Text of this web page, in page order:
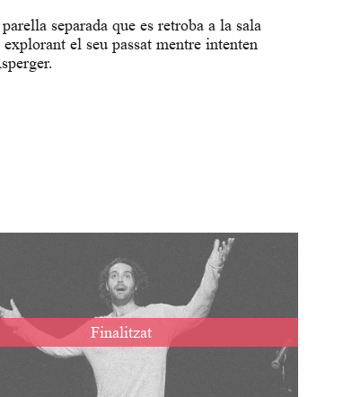
separada que es retroba a la sala
el seu passat mentre intenten
Finalitzat